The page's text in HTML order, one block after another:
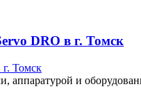
DRO в г. Томск
аппаратурой и